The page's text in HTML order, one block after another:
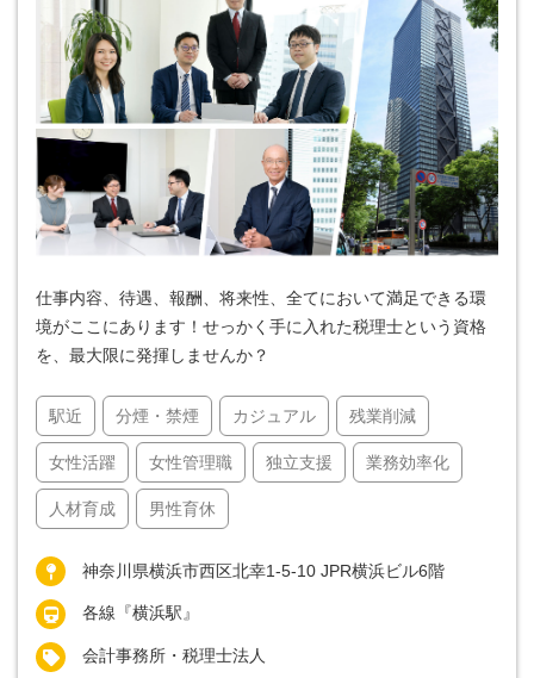
仕事内容、待遇、報酬、将来性、全てにおいて満足できる環
境がここにあります！せっかく手に入れた税理士という資格
を、最大限に発揮しませんか？
駅近 分煙・禁煙 カジュアル 残業削減
女性活躍 女性管理職 独立支援 業務効率化
人材育成 男性育休
神奈川県横浜市西区北幸1-5-10 JPR横浜ビル6階
各線『横浜駅』
会計事務所・税理士法人